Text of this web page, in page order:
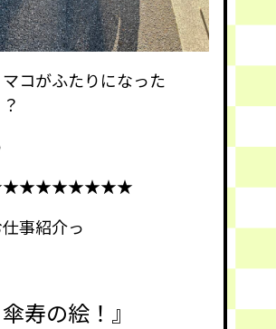
コがふたりになった
事紹介っ
傘寿の絵！』